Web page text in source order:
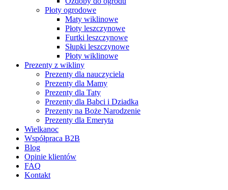
Płoty ogrodowe
Maty wiklinowe
Płoty leszczynowe
Furtki leszczynowe
Słupki leszczynowe
Płoty wiklinowe
Prezenty z wikliny
Prezenty dla nauczyciela
Prezenty dla Mamy
Prezenty dla Taty
Prezenty dla Babci i Dziadka
Prezenty na Boże Narodzenie
Prezenty dla Emeryta
Wielkanoc
Współpraca B2B
Blog
Opinie klientów
FAQ
Kontakt